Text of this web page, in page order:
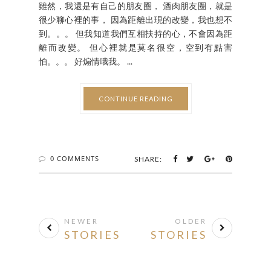
雖然，我還是有自己的朋友圈， 酒肉朋友圈，就是
很少聊心裡的事， 因為距離出現的改變，我也想不
到。。。 但我知道我們互相扶持的心，不會因為距
離而改變。 但心裡就是莫名很空，空到有點害
怕。。。 好煽情哦我。 ...
CONTINUE READING
0 COMMENTS SHARE:
NEWER
STORIES
OLDER
STORIES